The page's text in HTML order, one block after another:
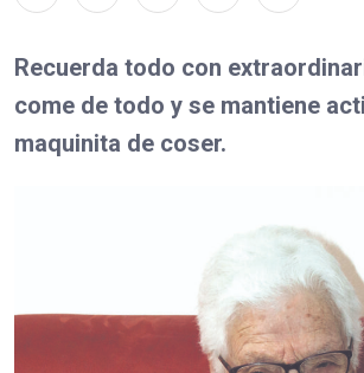
Recuerda todo con
come de todo y se mantiene
maquinita de coser.